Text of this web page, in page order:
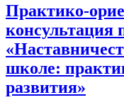
Практико-
консультация
школе:
развития»